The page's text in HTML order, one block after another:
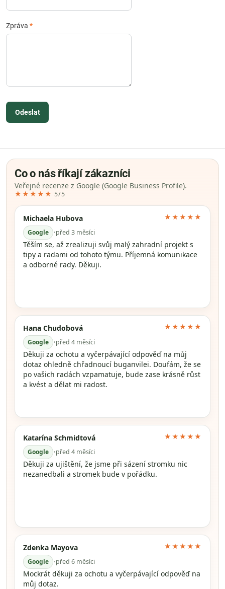
Zpráva *
Odeslat
Co o nás říkají zákazníci
Veřejné recenze z Google (Google Business Profile).
★★★★★ 5/5
Michaela Hubova
Google •před 3 měsíci
★★★★★
Těším se, až zrealizuji svůj malý zahradní projekt s
tipy a radami od tohoto týmu. Příjemná komunikace
a odborné rady. Děkuji.
Hana Chudobová
Google •před 4 měsíci
★★★★★
Děkuji za ochotu a vyčerpávající odpověď na můj
dotaz ohledně chřadnoucí buganvilei. Doufám, že se
po vašich radách vzpamatuje, bude zase krásně růst
a kvést a dělat mi radost.
Katarína Schmidtová
Google •před 4 měsíci
★★★★★
Děkuji za ujištění, že jsme při sázení stromku nic
nezanedbali a stromek bude v pořádku.
Zdenka Mayova
Google •před 6 měsíci
★★★★★
Mockrát děkuji za ochotu a vyčerpávající odpověď na
můj dotaz.